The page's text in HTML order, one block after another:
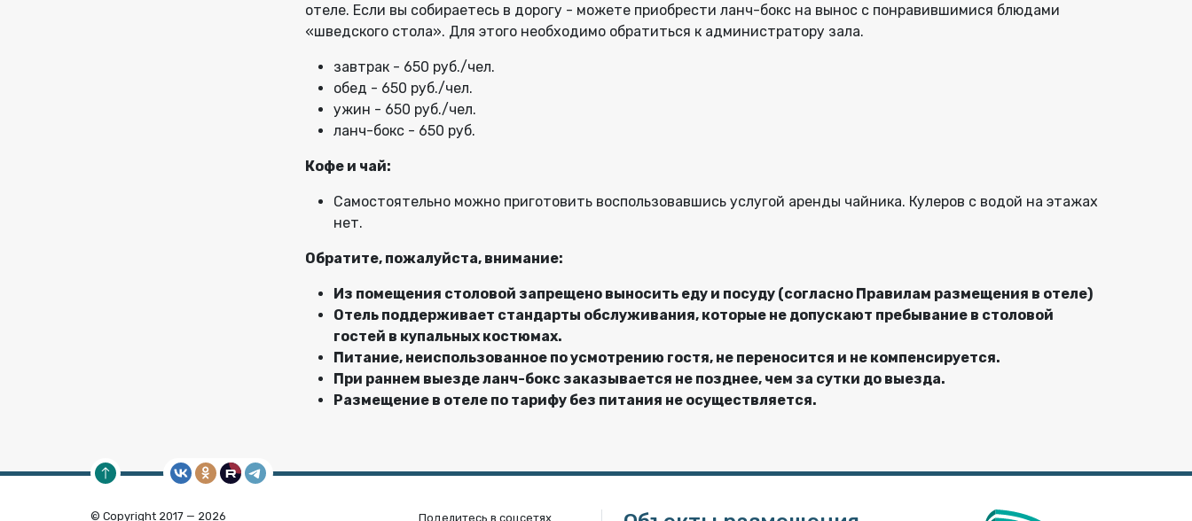
отеле. Если вы собираетесь в дорогу - можете приобрести ланч-бокс на вынос с понравившимися блюдами
«шведского стола». Для этого необходимо обратиться к администратору зала.
завтрак - 650 руб./чел.
обед - 650 руб./чел.
ужин - 650 руб./чел.
ланч-бокс - 650 руб.
Кофе и чай:
Самостоятельно можно приготовить воспользовавшись услугой аренды чайника. Кулеров с водой на этажах
нет.
Обратите, пожалуйста, внимание:
Из помещения столовой запрещено выносить еду и посуду (согласно Правилам размещения в отеле)
Отель поддерживает стандарты обслуживания, которые не допускают пребывание в столовой
гостей в купальных костюмах.
Питание, неиспользованное по усмотрению гостя, не переносится и не компенсируется.
При раннем выезде ланч-бокс заказывается не позднее, чем за сутки до выезда.
Размещение в отеле по тарифу без питания не осуществляется.
© Copyright 2017 — 2026 Поделитесь в соцсетях